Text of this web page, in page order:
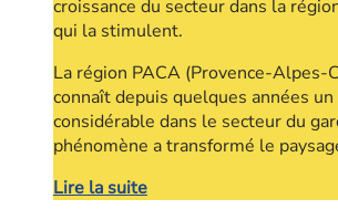
croissance du secteur dans la
qui la stimulent.
La région PACA (Provence-Alpes-
connaît depuis quelques années
considérable dans le secteur du
phénomène a transformé le
Lire la suite